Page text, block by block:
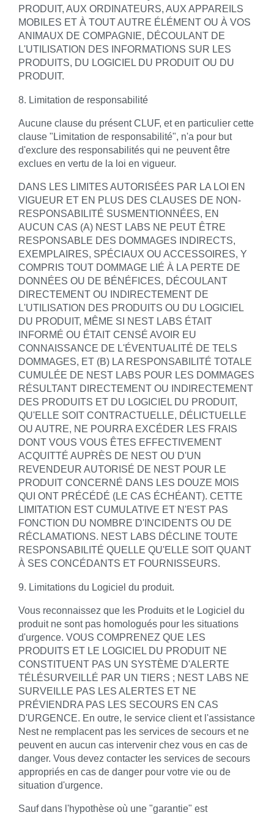
PRODUIT, AUX ORDINATEURS, AUX APPAREILS
MOBILES ET À TOUT AUTRE ÉLÉMENT OU À VOS
ANIMAUX DE COMPAGNIE, DÉCOULANT DE
L'UTILISATION DES INFORMATIONS SUR LES
PRODUITS, DU LOGICIEL DU PRODUIT OU DU
PRODUIT.
8. Limitation de responsabilité
Aucune clause du présent CLUF, et en particulier cette
clause "Limitation de responsabilité", n'a pour but
d'exclure des responsabilités qui ne peuvent être
exclues en vertu de la loi en vigueur.
DANS LES LIMITES AUTORISÉES PAR LA LOI EN
VIGUEUR ET EN PLUS DES CLAUSES DE NON-
RESPONSABILITÉ SUSMENTIONNÉES, EN
AUCUN CAS (A) NEST LABS NE PEUT ÊTRE
RESPONSABLE DES DOMMAGES INDIRECTS,
EXEMPLAIRES, SPÉCIAUX OU ACCESSOIRES, Y
COMPRIS TOUT DOMMAGE LIÉ À LA PERTE DE
DONNÉES OU DE BÉNÉFICES, DÉCOULANT
DIRECTEMENT OU INDIRECTEMENT DE
L'UTILISATION DES PRODUITS OU DU LOGICIEL
DU PRODUIT, MÊME SI NEST LABS ÉTAIT
INFORMÉ OU ÉTAIT CENSÉ AVOIR EU
CONNAISSANCE DE L'ÉVENTUALITÉ DE TELS
DOMMAGES, ET (B) LA RESPONSABILITÉ TOTALE
CUMULÉE DE NEST LABS POUR LES DOMMAGES
RÉSULTANT DIRECTEMENT OU INDIRECTEMENT
DES PRODUITS ET DU LOGICIEL DU PRODUIT,
QU'ELLE SOIT CONTRACTUELLE, DÉLICTUELLE
OU AUTRE, NE POURRA EXCÉDER LES FRAIS
DONT VOUS VOUS ÊTES EFFECTIVEMENT
ACQUITTÉ AUPRÈS DE NEST OU D'UN
REVENDEUR AUTORISÉ DE NEST POUR LE
PRODUIT CONCERNÉ DANS LES DOUZE MOIS
QUI ONT PRÉCÉDÉ (LE CAS ÉCHÉANT). CETTE
LIMITATION EST CUMULATIVE ET N'EST PAS
FONCTION DU NOMBRE D'INCIDENTS OU DE
RÉCLAMATIONS. NEST LABS DÉCLINE TOUTE
RESPONSABILITÉ QUELLE QU'ELLE SOIT QUANT
À SES CONCÉDANTS ET FOURNISSEURS.
9. Limitations du Logiciel du produit.
Vous reconnaissez que les Produits et le Logiciel du
produit ne sont pas homologués pour les situations
d'urgence. VOUS COMPRENEZ QUE LES
PRODUITS ET LE LOGICIEL DU PRODUIT NE
CONSTITUENT PAS UN SYSTÈME D'ALERTE
TÉLÉSURVEILLÉ PAR UN TIERS ; NEST LABS NE
SURVEILLE PAS LES ALERTES ET NE
PRÉVIENDRA PAS LES SECOURS EN CAS
D'URGENCE. En outre, le service client et l'assistance
Nest ne remplacent pas les services de secours et ne
peuvent en aucun cas intervenir chez vous en cas de
danger. Vous devez contacter les services de secours
appropriés en cas de danger pour votre vie ou de
situation d'urgence.
Sauf dans l'hypothèse où une "garantie" est